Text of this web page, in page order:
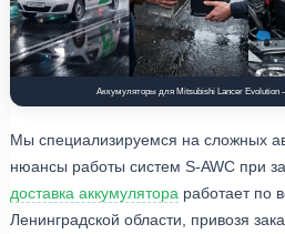
Аккумуляторы для Mitsubishi Lancer
Мы специализируемся на сложных
нюансы работы систем S-AWC при
доставка аккумулятора работает по
Ленинградской области, привозя